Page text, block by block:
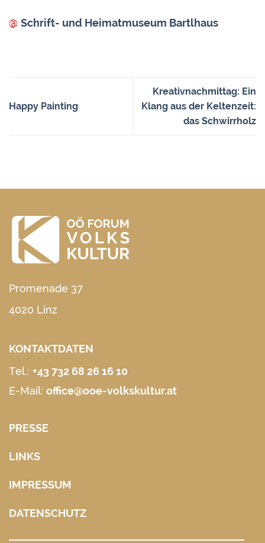
@ Schrift- und Heimatmuseum Bartlhaus
Happy Painting
Kreativnachmittag: Ein
Klang aus der Keltenzeit:
das Schwirrholz
Promenade 37
4020 Linz
KONTAKTDATEN
Tel.: +43 732 68 26 16 10
E-Mail: office@ooe-volkskultur.at
PRESSE
LINKS
IMPRESSUM
DATENSCHUTZ